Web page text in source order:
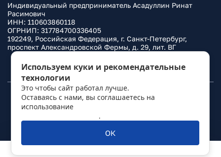
Индивидуальный предприниматель Асадуллин Ринат
Расимович
ИНН: 110603860118
ОГРНИП: 317784700336405
192249, Российская Федерация, г. Санкт-Петербург,
проспект Александровской Фермы, д. 29, лит. ВГ
Политика конфиденциальности
© 2010– 2026Фаркоп.ру
Используем куки и рекомендательные
технологии
Это чтобы сайт работал лучше.
Оставаясь с нами, вы соглашаетесь на
использование
.
ОК